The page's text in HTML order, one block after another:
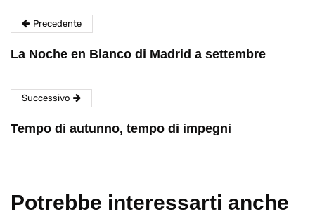
Precedente
La Noche en Blanco di Madrid a settembre
Successivo
Tempo di autunno, tempo di impegni
Potrebbe interessarti anche